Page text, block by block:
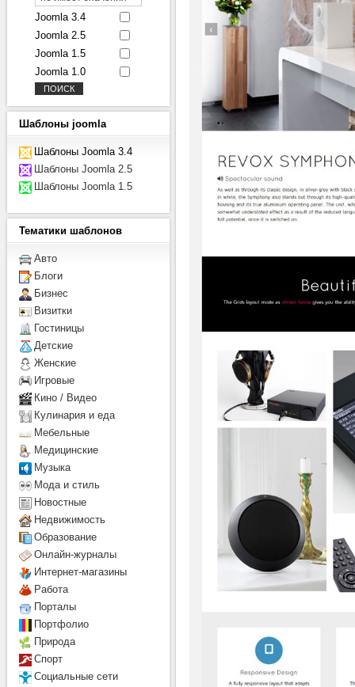
Joomla 3.4
Joomla 2.5
Joomla 1.5
Joomla 1.0
Шаблоны joomla
Шаблоны Joomla 3.4
Шаблоны Joomla 2.5
Шаблоны Joomla 1.5
Тематики шаблонов
Авто
Блоги
Бизнес
Визитки
Гостиницы
Детcкие
Женские
Игровые
Кино / Видео
Кулинария и еда
Мебельные
Медицинские
Музыка
Мода и стиль
Новостные
Недвижимость
Образование
Онлайн-журналы
Интернет-магазины
Работа
Порталы
Портфолио
Природа
Спорт
Социальные сети